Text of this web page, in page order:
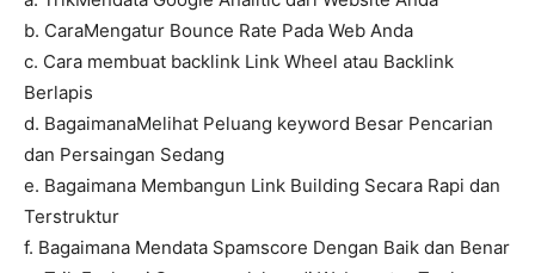
b. CaraMengatur Bounce Rate Pada Web Anda
c. Cara membuat backlink Link Wheel atau Backlink
Berlapis
d. BagaimanaMelihat Peluang keyword Besar Pencarian
dan Persaingan Sedang
e. Bagaimana Membangun Link Building Secara Rapi dan
Terstruktur
f. Bagaimana Mendata Spamscore Dengan Baik dan Benar